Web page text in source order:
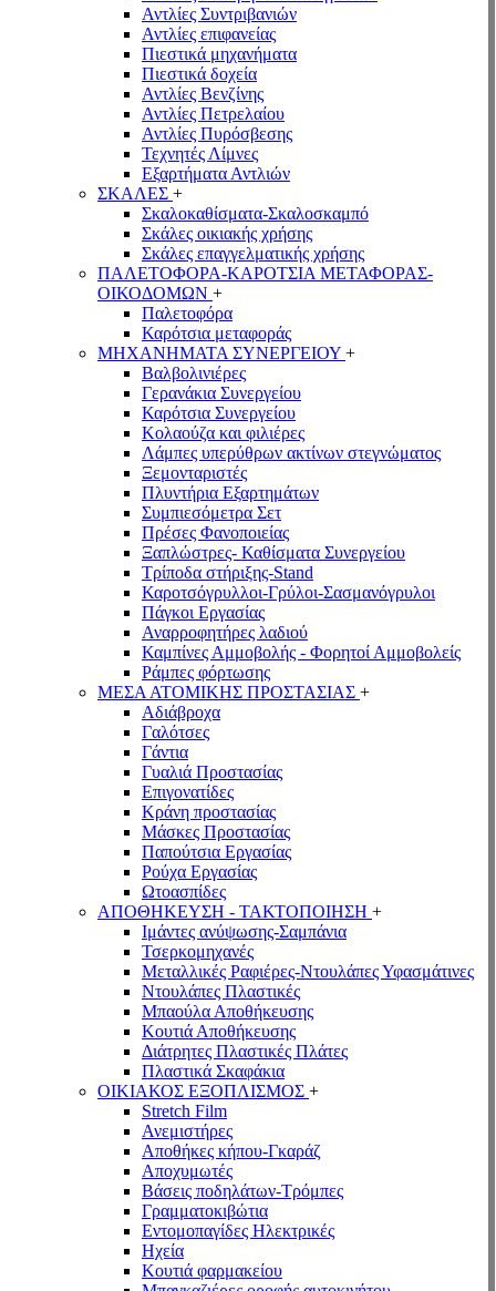
Αντλίες Συντριβανιών
Αντλίες επιφανείας
Πιεστικά μηχανήματα
Πιεστικά δοχεία
Αντλίες Βενζίνης
Αντλίες Πετρελαίου
Αντλίες Πυρόσβεσης
Τεχνητές Λίμνες
Εξαρτήματα Αντλιών
ΣΚΑΛΕΣ +
Σκαλοκαθίσματα-Σκαλοσκαμπό
Σκάλες οικιακής χρήσης
Σκάλες επαγγελματικής χρήσης
ΠΑΛΕΤΟΦΟΡΑ-ΚΑΡΟΤΣΙΑ ΜΕΤΑΦΟΡΑΣ-
ΟΙΚΟΔΟΜΩΝ +
Παλετοφόρα
Καρότσια μεταφοράς
ΜΗΧΑΝΗΜΑΤΑ ΣΥΝΕΡΓΕΙΟΥ +
Βαλβολινιέρες
Γερανάκια Συνεργείου
Καρότσια Συνεργείου
Κολαούζα και φιλιέρες
Λάμπες υπερύθρων ακτίνων στεγνώματος
Ξεμονταριστές
Πλυντήρια Εξαρτημάτων
Συμπιεσόμετρα Σετ
Πρέσες Φανοποιείας
Ξαπλώστρες- Καθίσματα Συνεργείου
Τρίποδα στήριξης-Stand
Καροτσόγρυλλοι-Γρύλοι-Σασμανόγρυλοι
Πάγκοι Εργασίας
Αναρροφητήρες λαδιού
Καμπίνες Αμμοβολής - Φορητοί Αμμοβολείς
Ράμπες φόρτωσης
ΜΕΣΑ ΑΤΟΜΙΚΗΣ ΠΡΟΣΤΑΣΙΑΣ +
Αδιάβροχα
Γαλότσες
Γάντια
Γυαλιά Προστασίας
Επιγονατίδες
Κράνη προστασίας
Μάσκες Προστασίας
Παπούτσια Εργασίας
Ρούχα Εργασίας
Ωτοασπίδες
ΑΠΟΘΗΚΕΥΣΗ - ΤΑΚΤΟΠΟΙΗΣΗ +
Ιμάντες ανύψωσης-Σαμπάνια
Τσερκομηχανές
Μεταλλικές Ραφιέρες-Ντουλάπες Υφασμάτινες
Ντουλάπες Πλαστικές
Μπαούλα Αποθήκευσης
Κουτιά Αποθήκευσης
Διάτρητες Πλαστικές Πλάτες
Πλαστικά Σκαφάκια
ΟΙΚΙΑΚΟΣ ΕΞΟΠΛΙΣΜΟΣ +
Stretch Film
Ανεμιστήρες
Αποθήκες κήπου-Γκαράζ
Αποχυμωτές
Βάσεις ποδηλάτων-Τρόμπες
Γραμματοκιβώτια
Εντομοπαγίδες Ηλεκτρικές
Ηχεία
Κουτιά φαρμακείου